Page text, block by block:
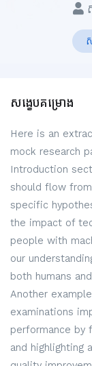
សង្ខេបគម្រោង
Here is an
mock research
Introduction
should flow
specific
the impact of
people with
our
both humans
Another
examinations
performance
and highlighting